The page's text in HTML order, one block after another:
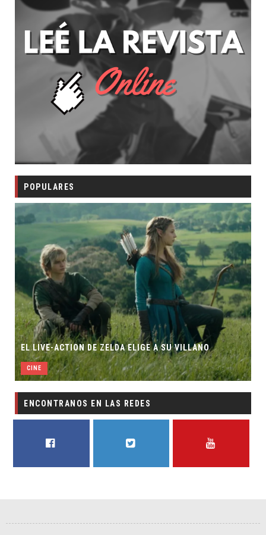
POPULARES
EL LIVE-ACTION DE ZELDA ELIGE A SU VILLANO
CINE
ENCONTRANOS EN LAS REDES